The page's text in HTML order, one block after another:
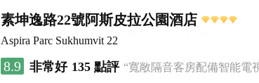
素坤逸路22號阿斯皮拉公園酒店
Aspira Parc Sukhumvit 22
8.9 非常好 135 點評 “寬敞隔音客房配備智能電